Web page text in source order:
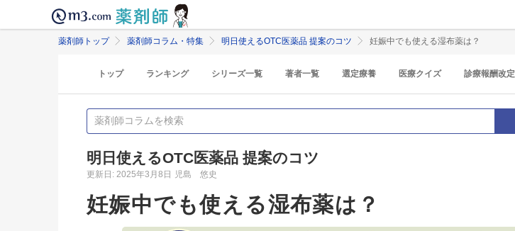
薬剤師トップ 薬剤師コラム・特集 明日使えるOTC医薬品 提案のコツ 妊娠中でも使える湿布薬は？
トップ ランキング シリーズ一覧 著者一覧 選定療養 医療クイズ 診療報酬改定
明日使えるOTC医薬品 提案のコツ
更新日: 2025年3月8日 児島 悠史
妊娠中でも使える湿布薬は？